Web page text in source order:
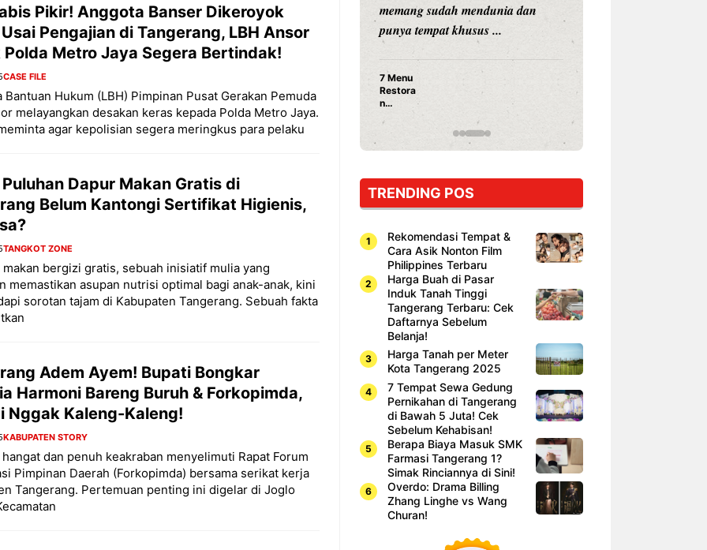
Pikir! Anggota Banser Dikeroyok
Pengajian di Tangerang, LBH Ansor
Polda Metro Jaya Segera Bertindak!
CASE FILE
Bantuan Hukum (LBH) Pimpinan Pusat Gerakan Pemuda
melayangkan desakan keras kepada Polda Metro Jaya.
agar kepolisian segera meringkus para pelaku
Dapur Makan Gratis di
Belum Kantongi Sertifikat Higienis,
TANGKOT ZONE
makan bergizi gratis, sebuah inisiatif mulia yang
memastikan asupan nutrisi optimal bagi anak-anak, kini
sorotan tajam di Kabupaten Tangerang. Sebuah fakta
Adem Ayem! Bupati Bongkar
Harmoni Bareng Buruh & Forkopimda,
Nggak Kaleng-Kaleng!
KABUPATEN STORY
hangat dan penuh keakraban menyelimuti Rapat Forum
Pimpinan Daerah (Forkopimda) bersama serikat kerja
Tangerang. Pertemuan penting ini digelar di Joglo
...
Kakkoii
Hadirkan Pesta All
Eat Mulai Rp
peluang bisnis yang
menguntungkan? Nah, itulah ...
TUM_ATUL yang Ubah
Hampers Jadi Bisnis Kece
memang sudah mendunia dan
punya tempat khusus ...
7 Menu
Restora
n
yang
Dicoba,
Cuma
Sushi!
TRENDING POS
Rekomendasi Tempat &
Cara Asik Nonton Film
Philippines Terbaru
Harga Buah di Pasar
Induk Tanah Tinggi
Tangerang Terbaru: Cek
Daftarnya Sebelum
Belanja!
Harga Tanah per Meter
Kota Tangerang 2025
7 Tempat Sewa Gedung
Pernikahan di Tangerang
di Bawah 5 Juta! Cek
Sebelum Kehabisan!
Berapa Biaya Masuk SMK
Farmasi Tangerang 1?
Simak Rinciannya di Sini!
Overdo: Drama Billing
Zhang Linghe vs Wang
Churan!